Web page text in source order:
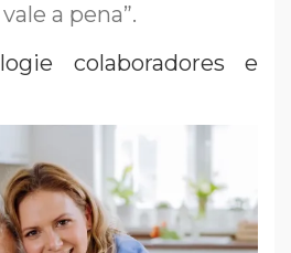
a pena”.
colaboradores e